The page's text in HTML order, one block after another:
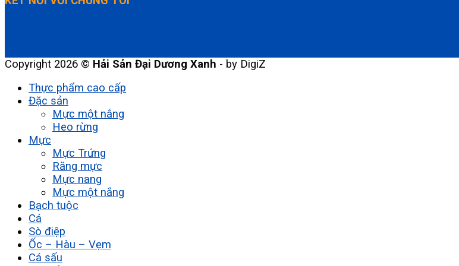
Copyright 2026 © Hải Sản Đại Dương Xanh - by DigiZ
Thực phẩm cao cấp
Đặc sản
Mực một nắng
Heo rừng
Mực
Mực Trứng
Răng mực
Mực nang
Mực một nắng
Bạch tuộc
Cá
Sò điệp
Ốc – Hàu – Vẹm
Cá sấu